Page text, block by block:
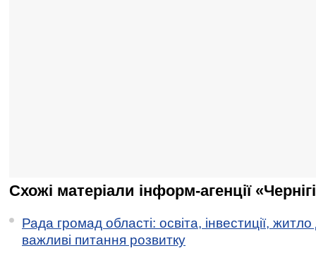
Схожі матеріали інформ-агенції
Рада громад області: освіта, інвестиції,
важливі питання розвитку